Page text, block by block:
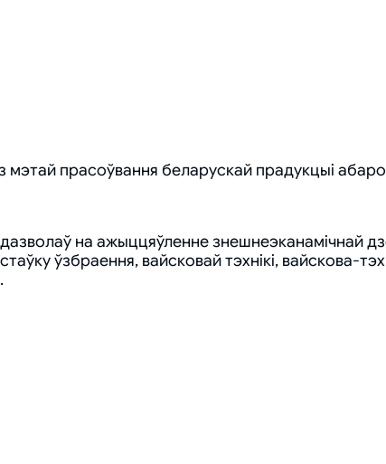
прасоўвання беларускай прадукцыі
на ажыццяўленне знешнеэканамічнай
ўзбраення, вайсковай тэхнікі, вайскова-